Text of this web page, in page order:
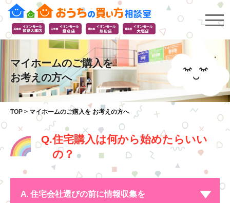
マイホームのご購入を
お考えの方へ
TOP > マイホームのご購入を お考えの方へ
Q.住宅購入は何から始めたらいい
の？
A. 住宅会社選びの前に情報収集を